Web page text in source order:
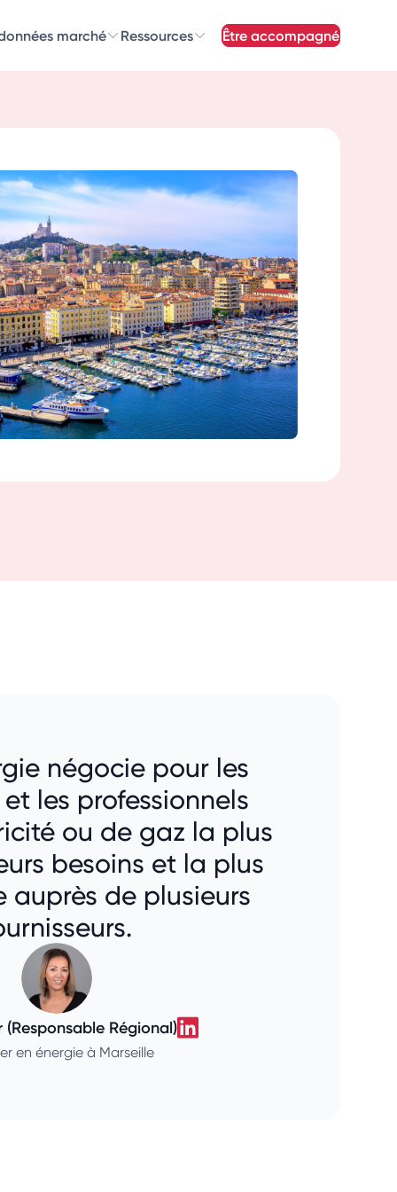
marché Ressources être accompagné
négocie pour les
les professionnels
ou de gaz la plus
besoins et la plus
auprès de plusieurs
(Responsable Régional)
Linda Saber
en énergie à Marseille